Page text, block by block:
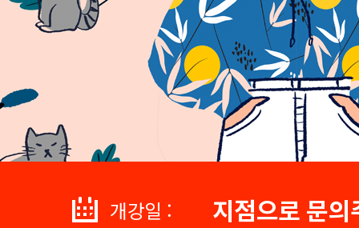
개강일 : 지점으로 문